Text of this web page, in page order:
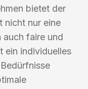
bietet der
nicht nur eine
auch faire und
ein individuelles